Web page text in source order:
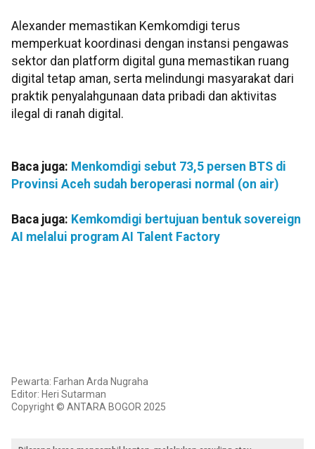
Alexander memastikan Kemkomdigi terus
memperkuat koordinasi dengan instansi pengawas
sektor dan platform digital guna memastikan ruang
digital tetap aman, serta melindungi masyarakat dari
praktik penyalahgunaan data pribadi dan aktivitas
ilegal di ranah digital.
Baca juga: Menkomdigi sebut 73,5 persen BTS di
Provinsi Aceh sudah beroperasi normal (on air)
Baca juga: Kemkomdigi bertujuan bentuk sovereign
AI melalui program AI Talent Factory
Pewarta: Farhan Arda Nugraha
Editor: Heri Sutarman
Copyright © ANTARA BOGOR 2025